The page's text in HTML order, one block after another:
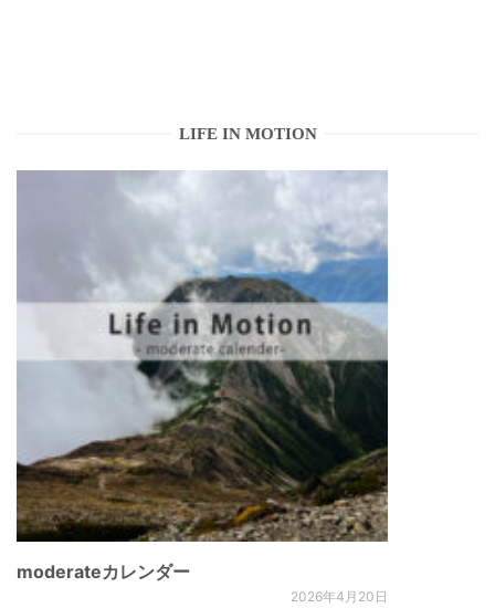
LIFE IN MOTION
moderateカレンダー
2026年4月20日